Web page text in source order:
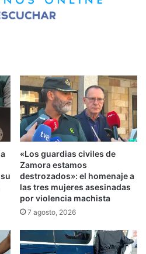
«Los guardias civiles de
Zamora estamos
destrozados»: el homenaje a
las tres mujeres asesinadas
por violencia machista
7 agosto, 2026